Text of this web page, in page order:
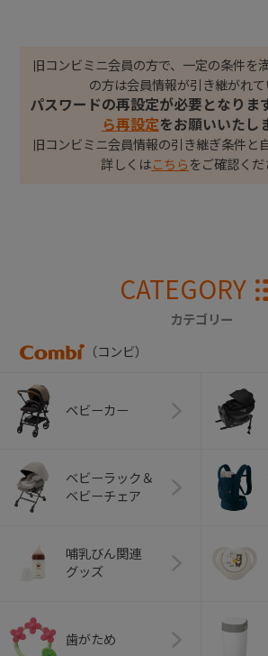
旧コンビミニ会員の方で、一定の条件を
の方は会員情報が引き継がれて
パスワードの再設定が必要となりま
ら再設定をお願いいたし
旧コンビミニ会員情報の引き継ぎ条件と
詳しくはこちら をご確認くだ
CATEGORY
カテゴリー
（コンビ）
ベビーカー
ベビーラック＆
ベビーチェア
哺乳びん関連
グッズ
歯がため